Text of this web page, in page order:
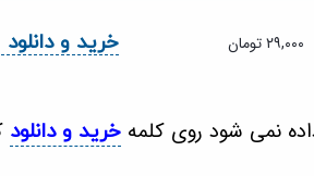
۲۹,۰۰۰ تومان خرید و دانلود
نمی شود روی کلمه خرید و دانلود